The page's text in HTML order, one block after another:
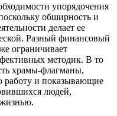
упорядочения
обширность и
делает ее
Разный финансовый
ограничивает
методик. В то
храмы-флагманы,
и показывающие
людей,